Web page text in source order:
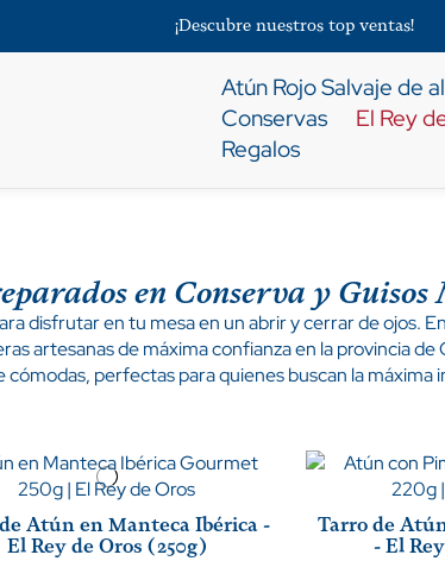
¡Descubre nuestros top ventas!
Atún Rojo Salvaje de
Conservas
El Rey
Regalos
en Conserva y
disfrutar en tu mesa en un abrir y cerrar de ojos.
artesanas de máxima confianza en la provincia
perfectas para quienes buscan la
Atún en Manteca Ibérica -
El Rey de Oros (250g)
Tarro de
- El